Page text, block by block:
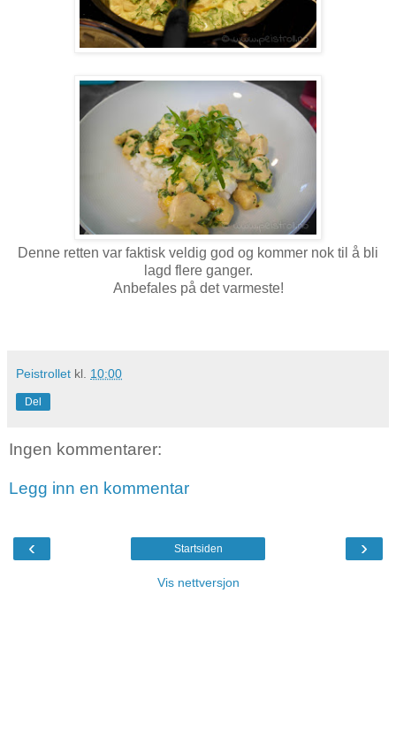
Denne retten var faktisk veldig god og kommer nok til å bli
lagd flere ganger.
Anbefales på det varmeste!
Peistrollet kl. 10:00
Del
Ingen kommentarer:
Legg inn en kommentar
‹ ›
Startsiden
Vis nettversjon